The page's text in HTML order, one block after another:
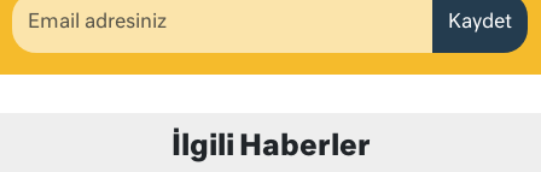
Kaydet
İlgili Haberler